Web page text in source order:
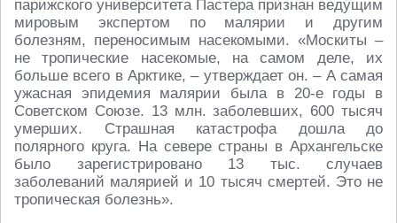
парижского университета Пастера признан ведущим
мировым экспертом по малярии и другим
болезням, переносимым насекомыми. «Москиты –
не тропические насекомые, на самом деле, их
больше всего в Арктике, – утверждает он. – А самая
ужасная эпидемия малярии была в 20-е годы в
Советском Союзе. 13 млн. заболевших, 600 тысяч
умерших. Страшная катастрофа дошла до
полярного круга. На севере страны в Архангельске
было зарегистрировано 13 тыс. случаев
заболеваний малярией и 10 тысяч смертей. Это не
тропическая болезнь».